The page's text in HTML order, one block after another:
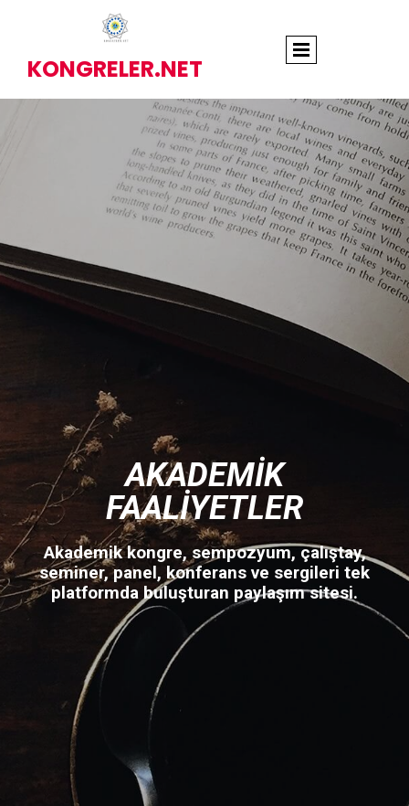
KONGRELER.NET
AKADEMIK
FAALIYETLER
Akademik kongre, sempozyum, çalıştay,
seminer, panel, konferans ve sergileri tek
platformda buluşturan paylaşım sitesi.